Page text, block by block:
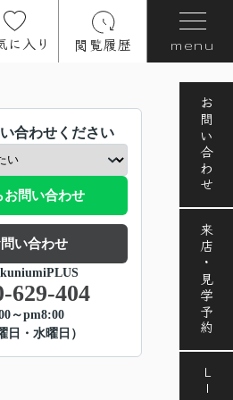
に入り 閲覧履歴 menu
お問い合わせ
来店・見学予約
合わせください
問い合わせ
い合わせ
629-404
～pm8:00
日・水曜日）